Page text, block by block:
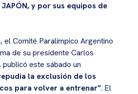
y por sus equipos de
el Comité Paralímpico Argentino
de su presidente Carlos
este sábado un
la exclusión de los
para volver a entrenar”. El